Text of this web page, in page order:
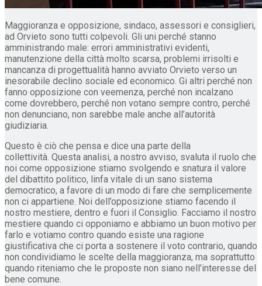
Maggioranza e opposizione, sindaco, assessori e consiglieri,
ad Orvieto sono tutti colpevoli. Gli uni perché stanno
amministrando male: errori amministrativi evidenti,
manutenzione della città molto scarsa, problemi irrisolti e
mancanza di progettualità hanno avviato Orvieto verso un
inesorabile declino sociale ed economico. Gi altri perché non
fanno opposizione con veemenza, perché non incalzano
come dovrebbero, perché non votano sempre contro, perché
non denunciano, non sarebbe male anche all’autorità
giudiziaria.
Questo è ciò che pensa e dice una parte della
collettività. Questa analisi, a nostro avviso, svaluta il ruolo che
noi come opposizione stiamo svolgendo e snatura il valore
del dibattito politico, linfa vitale di un sano sistema
democratico, a favore di un modo di fare che semplicemente
non ci appartiene. Noi dell’opposizione stiamo facendo il
nostro mestiere, dentro e fuori il Consiglio. Facciamo il nostro
mestiere quando ci opponiamo e abbiamo un buon motivo per
farlo e votiamo contro quando esiste una ragione
giustificativa che ci porta a sostenere il voto contrario, quando
non condividiamo le scelte della maggioranza, ma soprattutto
quando riteniamo che le proposte non siano nell’interesse del
bene comune.